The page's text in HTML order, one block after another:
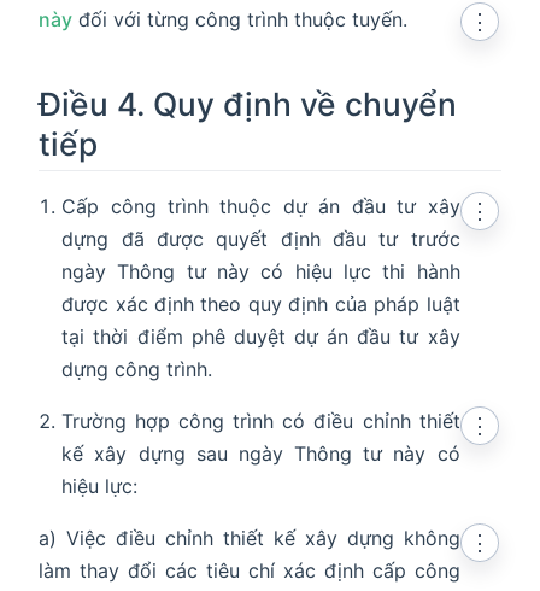
này đối với từng công trình thuộc tuyến.
Điều 4. Quy định về chuyển
tiếp
⋮
Cấp công trình thuộc dự án đầu tư xây
dựng đã được quyết định đầu tư trước
ngày Thông tư này có hiệu lực thi hành
được xác định theo quy định của pháp luật
tại thời điểm phê duyệt dự án đầu tư xây
dựng công trình.
⋮
Trường hợp công trình có điều chỉnh thiết
kế xây dựng sau ngày Thông tư này có
hiệu lực:
⋮
a) Việc điều chỉnh thiết kế xây dựng không
làm thay đổi các tiêu chí xác định cấp công
⋮